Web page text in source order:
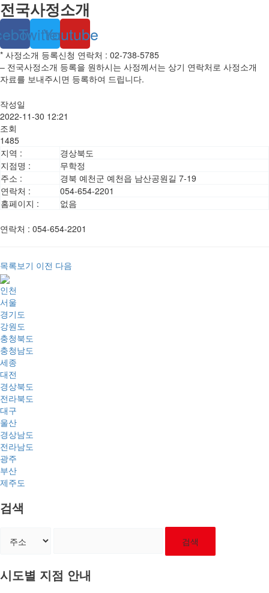
전국사정소개
TwitterYoutube
* 사정소개 등록신청 연락처 : 02-738-5785
– 전국사정소개 등록을 원하시는 사정께서는 상기 연락처로 사정소개
자료를 보내주시면 등록하여 드립니다.
작성일
2022-11-30 12:21
조회
1485
지역 :
경상북도
지점명 :
무학정
주소 :
경북 예천군 예천읍 남산공원길 7-19
연락처 :
054-654-2201
홈페이지 :
없음
연락처 : 054-654-2201
목록보기 이전 다음
인천
서울
경기도
강원도
충청북도
충청남도
세종
대전
경상북도
전라북도
대구
울산
경상남도
전라남도
광주
부산
제주도
검색
검색
시도별 지점 안내